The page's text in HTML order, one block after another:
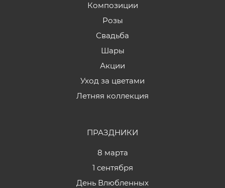
Композиции
Розы
Свадьба
Шары
Акции
Уход за цветами
Летняя коллекция
ПРАЗДНИКИ
8 марта
1 сентября
День Влюбленных